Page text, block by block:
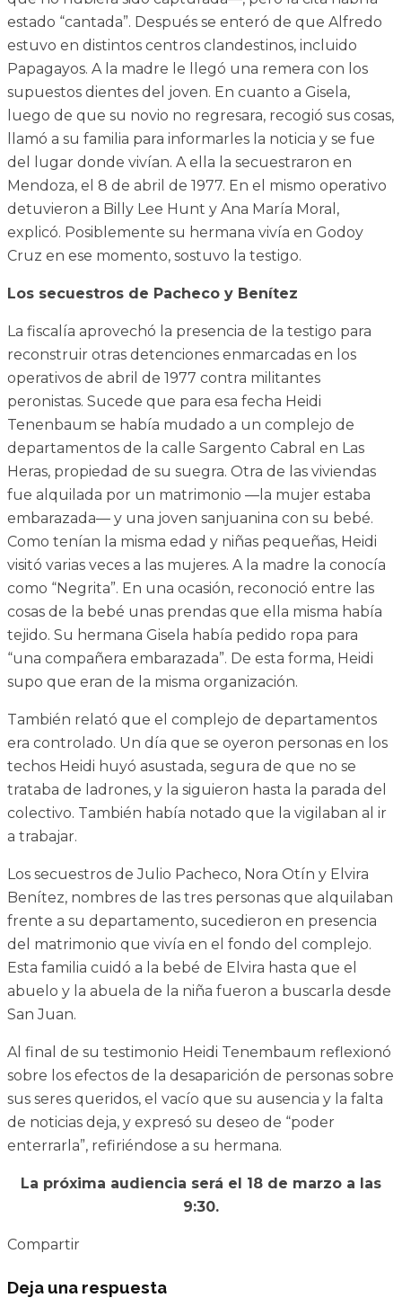
estado “cantada”. Después se enteró de que Alfredo
estuvo en distintos centros clandestinos, incluido
Papagayos. A la madre le llegó una remera con los
supuestos dientes del joven. En cuanto a Gisela,
luego de que su novio no regresara, recogió sus cosas,
llamó a su familia para informarles la noticia y se fue
del lugar donde vivían. A ella la secuestraron en
Mendoza, el 8 de abril de 1977. En el mismo operativo
detuvieron a Billy Lee Hunt y Ana María Moral,
explicó. Posiblemente su hermana vivía en Godoy
Cruz en ese momento, sostuvo la testigo.
Los secuestros de Pacheco y Benítez
La fiscalía aprovechó la presencia de la testigo para
reconstruir otras detenciones enmarcadas en los
operativos de abril de 1977 contra militantes
peronistas. Sucede que para esa fecha Heidi
Tenenbaum se había mudado a un complejo de
departamentos de la calle Sargento Cabral en Las
Heras, propiedad de su suegra. Otra de las viviendas
fue alquilada por un matrimonio —la mujer estaba
embarazada— y una joven sanjuanina con su bebé.
Como tenían la misma edad y niñas pequeñas, Heidi
visitó varias veces a las mujeres. A la madre la conocía
como “Negrita”. En una ocasión, reconoció entre las
cosas de la bebé unas prendas que ella misma había
tejido. Su hermana Gisela había pedido ropa para
“una compañera embarazada”. De esta forma, Heidi
supo que eran de la misma organización.
También relató que el complejo de departamentos
era controlado. Un día que se oyeron personas en los
techos Heidi huyó asustada, segura de que no se
trataba de ladrones, y la siguieron hasta la parada del
colectivo. También había notado que la vigilaban al ir
a trabajar.
Los secuestros de Julio Pacheco, Nora Otín y Elvira
Benítez, nombres de las tres personas que alquilaban
frente a su departamento, sucedieron en presencia
del matrimonio que vivía en el fondo del complejo.
Esta familia cuidó a la bebé de Elvira hasta que el
abuelo y la abuela de la niña fueron a buscarla desde
San Juan.
Al final de su testimonio Heidi Tenembaum reflexionó
sobre los efectos de la desaparición de personas sobre
sus seres queridos, el vacío que su ausencia y la falta
de noticias deja, y expresó su deseo de “poder
enterrarla”, refiriéndose a su hermana.
La próxima audiencia será el 18 de marzo a las
9:30.
Compartir
Deja una respuesta